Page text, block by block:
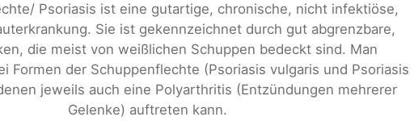
Psoriasis ist eine gutartige, chronische, nicht infektiöse,
Sie ist gekennzeichnet durch gut abgrenzbare,
die meist von weißlichen Schuppen bedeckt sind. Man
Formen der Schuppenflechte (Psoriasis vulgaris und Psoriasis
jeweils auch eine Polyarthritis (Entzündungen mehrerer
Gelenke) auftreten kann.